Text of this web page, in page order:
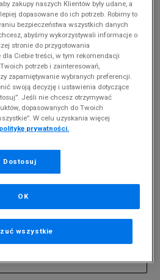
aktualnych
lub z ekspozycji.
wyszukiwanej frazy.
ilości filtrów (usuń mniej
istotne).
do sklepu
newslettera
zakupy naszych Klientów były udane, a
dopasowane do ich potrzeb. Robimy to
bezpieczeństwa wszystkich danych
abyśmy wykorzystywali informacje o
stronie do przygotowania
Ciebie treści, w tym rekomendacji
potrzeb i zainteresowań,
zapamiętywanie wybranych preferencji.
swoją decyzję i ustawienia dotyczące
Jeśli nie chcesz otrzymywać
dopasowanych do Twoich
W celu uzyskania więcej
politykę prywatności.
Dostosuj
wszystkie
OK